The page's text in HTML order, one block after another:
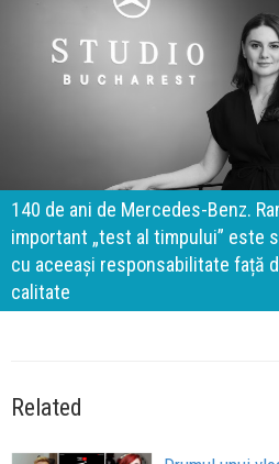
140 de ani de Mercedes-Benz.
important „test al timpului” este
cu aceeași responsabilitate față
calitate
Related